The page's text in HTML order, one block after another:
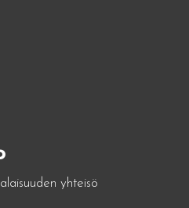
yhteisö